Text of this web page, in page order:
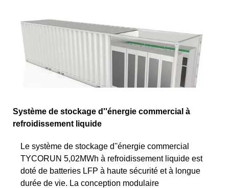
Système de stockage d''énergie commercial à
refroidissement liquide
Le système de stockage d''énergie commercial
TYCORUN 5,02MWh à refroidissement liquide est
doté de batteries LFP à haute sécurité et à longue
durée de vie. La conception modulaire